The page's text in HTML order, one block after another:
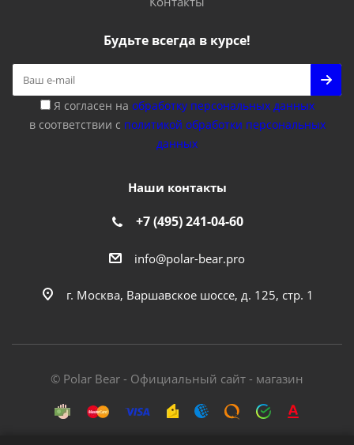
Будьте всегда в курсе!
Я согласен на обработку персональных данных
в соответствии с политикой обработки персональных
данных
Наши контакты
+7 (495) 241-04-60
info@polar-bear.pro
г. Москва, Варшавское шоссе, д. 125, стр. 1
© Polar Bear - Официальный сайт - магазин